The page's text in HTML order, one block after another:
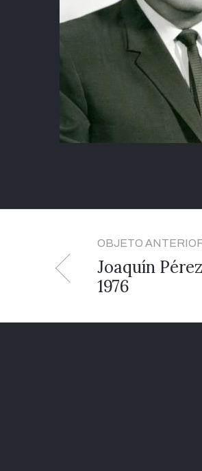
OBJETO
Joaquín
1976